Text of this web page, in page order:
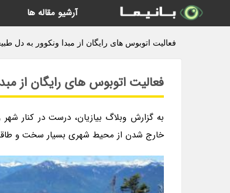
فعالیت اتوبوس های رایگان از مبدا ونکوور به دل
فعالیت اتوبوس های رایگان از
به گزارش وبلاگ بیازیان، درست در کنار
خارج شدن از محیط شهری بسیار سخت و
آرشیو مقاله ها